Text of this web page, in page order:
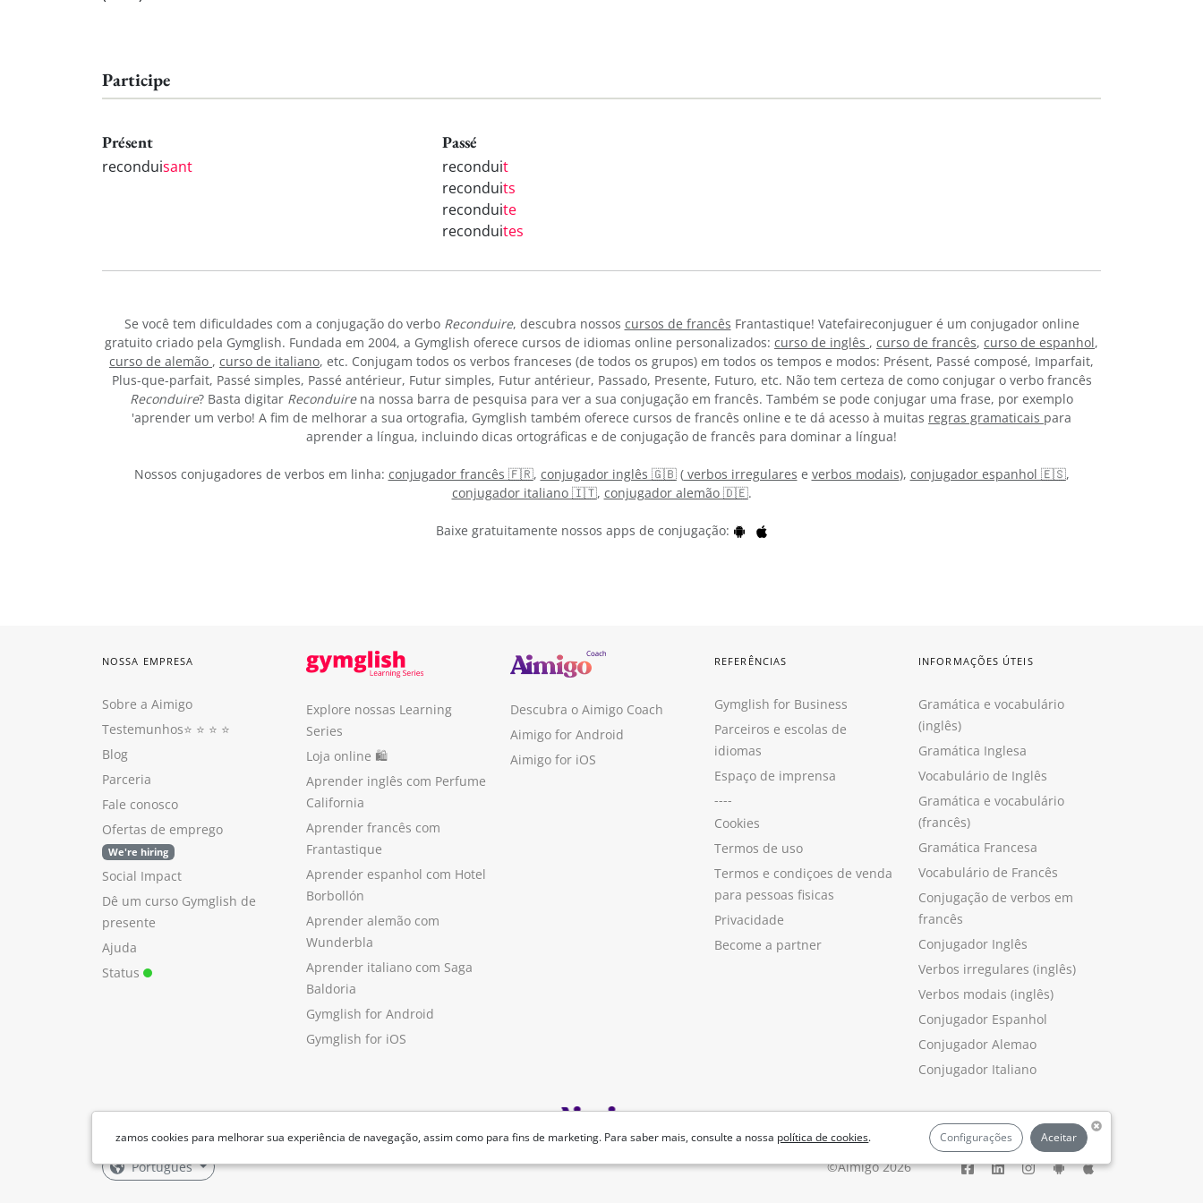
Participe
Présent
reconduisant
Passé
reconduit
reconduits
reconduite
reconduites
Se você tem dificuldades com a conjugação do verbo Reconduire, descubra nossos cursos de francês Frantastique! Vatefaireconjuguer é um conjugador online
gratuito criado pela Gymglish. Fundada em 2004, a Gymglish oferece cursos de idiomas online personalizados: curso de inglês , curso de francês, curso de espanhol,
curso de alemão , curso de italiano, etc. Conjugam todos os verbos franceses (de todos os grupos) em todos os tempos e modos: Présent, Passé composé, Imparfait,
Plus-que-parfait, Passé simples, Passé antérieur, Futur simples, Futur antérieur, Passado, Presente, Futuro, etc. Não tem certeza de como conjugar o verbo francês
Reconduire? Basta digitar Reconduirena nossa barra de pesquisa para ver a sua conjugação em francês. Também se pode conjugar uma frase, por exemplo
'aprender um verbo! A fim de melhorar a sua ortografia, Gymglish também oferece cursos de francês online e te dá acesso à muitas regras gramaticais para
aprender a língua, incluindo dicas ortográficas e de conjugação de francês para dominar a língua!
Nossos conjugadores de verbos em linha: conjugador francês 🇫🇷, conjugador inglês 🇬🇧(verbos irregulares e verbos modais), conjugador espanhol 🇪🇸,
conjugador italiano 🇮🇹, conjugador alemão 🇩🇪.
Baixe gratuitamente nossos apps de conjugação:
zamos cookies para melhorar sua experiência de navegação, assim como para fins de marketing. Para saber mais, consulte a nossa política de cookies. Configurações Aceitar
NOSSA EMPRESA
Sobre a Aimigo
Testemunhos⭐️ ⭐️ ⭐️ ⭐️
Blog
Parceria
Fale conosco
Ofertas de emprego
We're hiring
Social Impact
Dê um curso Gymglish de
presente
Ajuda
Status
Explore nossas Learning
Series
Loja online 🛍
Aprender inglês com Perfume
California
Aprender francês com
Frantastique
Aprender espanhol com Hotel
Borbollón
Aprender alemão com
Wunderbla
Aprender italiano com Saga
Baldoria
Gymglish for Android
Gymglish for iOS
Descubra o Aimigo Coach
Aimigo for Android
Aimigo for iOS
REFERÊNCIAS
Gymglish for Business
Parceiros e escolas de
idiomas
Espaço de imprensa
----
Cookies
Termos de uso
Termos e condiçoes de venda
para pessoas fisicas
Privacidade
Become a partner
INFORMAÇÕES ÚTEIS
Gramática e vocabulário
(inglês)
Gramática Inglesa
Vocabulário de Inglês
Gramática e vocabulário
(francês)
Gramática Francesa
Vocabulário de Francês
Conjugação de verbos em
francês
Conjugador Inglês
Verbos irregulares (inglês)
Verbos modais (inglês)
Conjugador Espanhol
Conjugador Alemao
Conjugador Italiano
Português ©Aimigo 2026